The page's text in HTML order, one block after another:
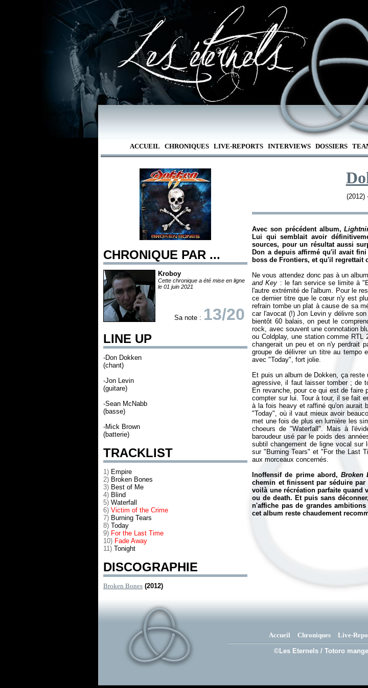
ACCUEIL CHRONIQUES LIVE-REPORTS INTERVIEWS DOSSIERS
CHRONIQUE PAR ...
Kroboy
Cette chronique a été mise en ligne
le 01 juin 2021
Sa note : 13/20
LINE UP
-Don Dokken
(chant)
-Jon Levin
(guitare)
-Sean McNabb
(basse)
-Mick Brown
(batterie)
TRACKLIST
1) Empire
2) Broken Bones
3) Best of Me
4) Blind
5) Waterfall
6) Victim of the Crime
7) Burning Tears
8) Today
9) For the Last Time
10) Fade Away
11) Tonight
DISCOGRAPHIE
Broken Bones (2012)
Avec son précédent album,
Lui qui semblait avoir
sources, pour un résultat aussi
Don a depuis affirmé qu'il avait
boss de Frontiers, et qu'il
Ne vous attendez donc pas à un
and Key : le fan service se limite à
l'autre extrémité de l'album. Pour le
ce dernier titre que le cœur n'y est
refrain tombe un plat à cause de sa
car l'avocat (!) Jon Levin y délivre
bientôt 60 balais, on peut le
rock, avec souvent une connotation
ou Coldplay, une station comme
changerait un peu et on n'y perdrait
groupe de délivrer un titre au tempo
avec "Today", fort jolie.
Et puis un album de Dokken, ça
agressive, il faut laisser tomber ; de
En revanche, pour ce qui est de faire
compter sur lui. Tour à tour, il se fait
à la fois heavy et raffiné qu'on aurait
"Today", où il vaut mieux avoir
met une fois de plus en lumière les
choeurs de "Waterfall". Mais à
baroudeur usé par le poids des
subtil changement de ligne vocal sur
sur "Burning Tears" et "For the Last
aux morceaux concernés.
Inoffensif de prime abord, Broken
chemin et finissent par séduire
voilà une récréation parfaite quand
ou de death. Et puis sans
n'affiche pas de grandes
cet album reste chaudement
Accueil Chroniques Live-
©Les Eternels / Totoro